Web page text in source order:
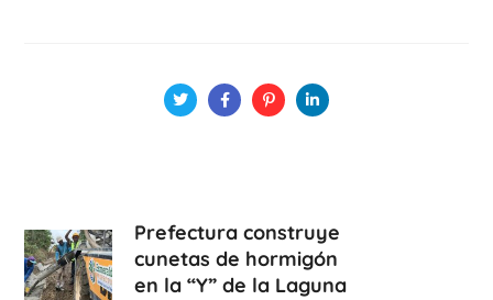
Prefectura construye
cunetas de hormigón
en la “Y” de la Laguna